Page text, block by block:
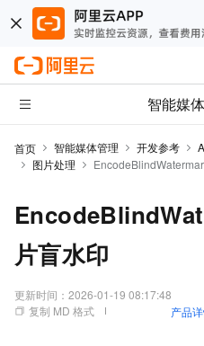
智能媒
首页 智能媒体管理 开发参考
图片处理
片盲水印
更新时间： 2026-01-19 08:17:48
复制 MD 格式
产品